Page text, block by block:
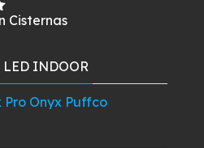
Cisternas
LED INDOOR
Pro Onyx Puffco